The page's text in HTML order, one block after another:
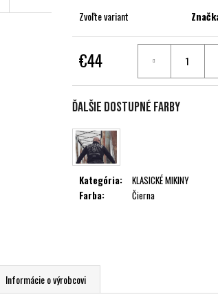
Zvoľte variant
€44
cena:
Ďalšie dostupné farby
Kategória:
KLASICKÉ MIKINY
Farba: Čierna
Informácie o výrobcovi